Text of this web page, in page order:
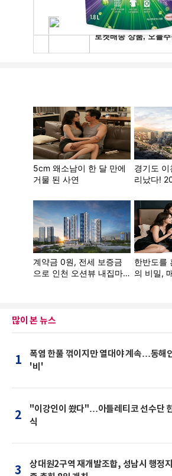
많이 본 뉴스
1
폭염 한풀 꺾이지만 열대야 계속…동해
'비'
2
"이강인이 쐈다"…아틀레티코 선수단
식
3
상대원2구역 재개발조합, 성남시 행정